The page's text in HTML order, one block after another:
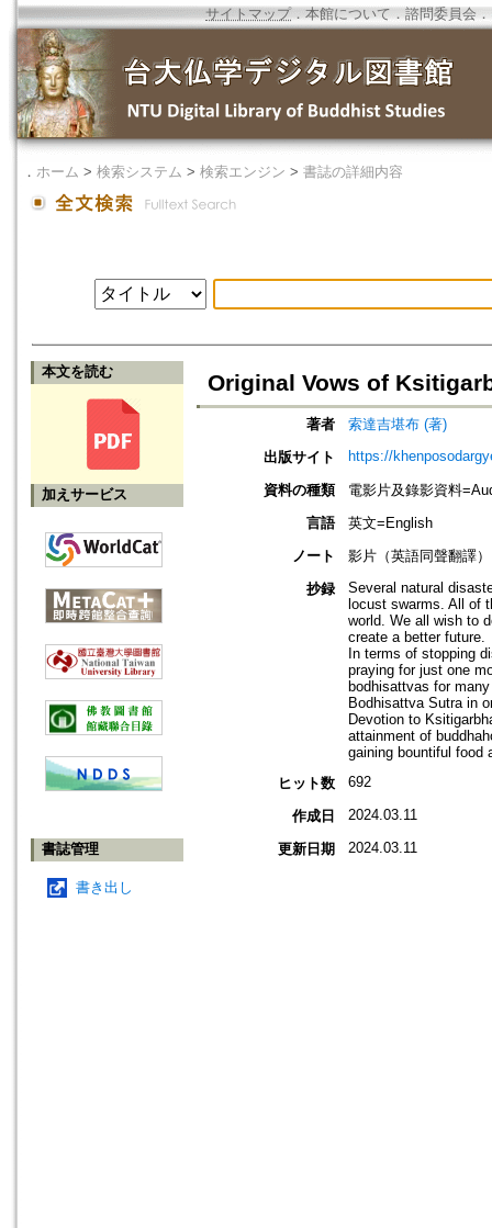
サイトマップ．本館について ． 諮問委員会 ．
． ホーム > 検索システム > 検索エンジン > 書誌の詳細内容
本文を読む
加えサービス
書誌管理
書き出し
Original Vows of
著者
索達吉堪布 (著)
出版サイト
https://
資料の種類
電影片及錄影資料
言語
英文=English
ノート
影片（英語同聲翻譯
抄録
Several natural
locust swarms. All of
world. We all wish to
create a better future.
In terms of stopping
praying for just one
bodhisattvas for
Bodhisattva Sutra in
Devotion to
attainment of
gaining bountiful food
ヒット数
692
作成日 2024.03.11
更新日期 2024.03.11